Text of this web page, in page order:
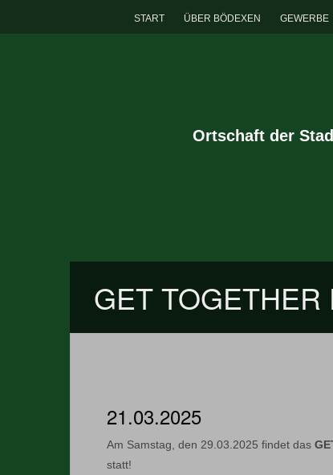
START ÜBER BÖDEXEN GEWERBE
Ortschaft der
GET TOGETHER
21.03.2025
Am Samstag, den 29.03.2025 findet das
statt!